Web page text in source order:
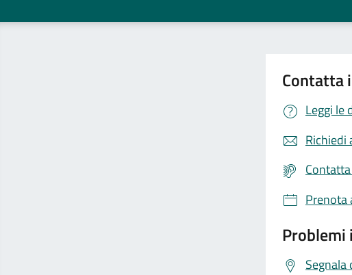
Contatta
Leggi le
Richiedi
Prenota
Segnala